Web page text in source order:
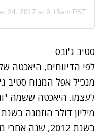
24, 2017 at 6:15am PST
סטיב ג'ובס
לפי הדיווחים, היאכטה
מנכ"ל אפל המנוח סטיב
בשנת 2012, שנה